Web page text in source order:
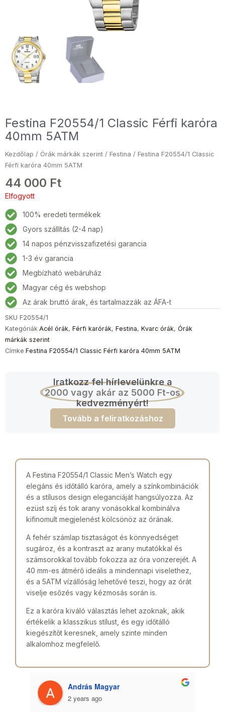
Festina F20554/1 Classic Férfi karóra
40mm 5ATM
Kezdőlap / Órák márkák szerint / Festina / Festina F20554/1 Classic
Férfi karóra 40mm 5ATM
44 000 Ft
Elfogyott
100% eredeti termékek
Gyors szállítás (2-4 nap)
14 napos pénzvisszafizetési garancia
1-3 év garancia
Megbízható webáruház
Magyar cég és webshop
Az árak bruttó árak, és tartalmazzák az ÁFA-t
SKU F20554/1
Kategóriák Acél órák, Férfi karórák, Festina, Kvarc órák, Órák
márkák szerint
Címke Festina F20554/1 Classic Férfi karóra 40mm 5ATM
Iratkozz fel hírlevelünkre a
2000 vagy akár az 5000 Ft-os
kedvezményért!
Tovább a feliratkozáshoz
A Festina F20554/1 Classic Men’s Watch egy
elegáns és időtálló karóra, amely a színkombinációk
és a stílusos design eleganciáját hangsúlyozza. Az
ezüst szíj és tok arany vonásokkal kombinálva
kifinomult megjelenést kölcsönöz az órának.
A fehér számlap tisztaságot és könnyedséget
sugároz, és a kontraszt az arany mutatókkal és
számsorokkal tovább fokozza az óra vonzerejét. A
40 mm-es átmérő ideális a mindennapi viselethez,
és a 5ATM vízállóság lehetővé teszi, hogy az órát
viselje esőzés vagy kézmosás során is.
Ez a karóra kiváló választás lehet azoknak, akik
értékelik a klasszikus stílust, és egy időtálló
kiegészítőt keresnek, amely szinte minden
alkalomhoz megfelelő.
András Magyar
2 years ago